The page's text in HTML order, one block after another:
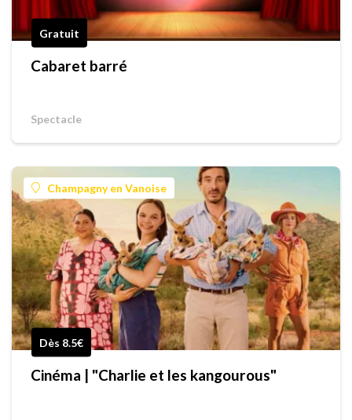
Gratuit
Cabaret barré
Spectacle
Champagny en Vanoise
Dès 8.5€
Cinéma | "Charlie et les kangourous"